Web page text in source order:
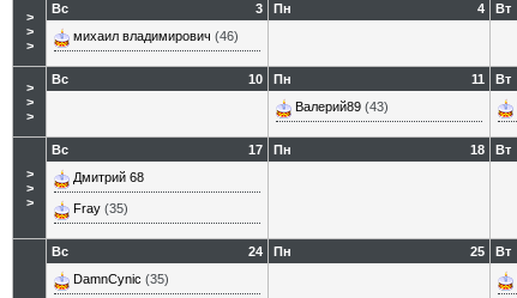
>
>
>
3
Вс
михаил владимирович (46)
4
Пн Вт
>
>
>
10
Вс 11
Пн
Валерий89 (43)
Вт
>
>
>
17
Вс
Дмитрий 68
Fray (35)
18
Пн Вт
24
Вс
DamnCynic (35)
25
Пн
Вт